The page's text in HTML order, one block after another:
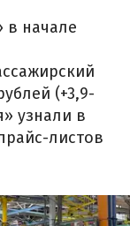
в начале
(+3,9-
узнали в
листов